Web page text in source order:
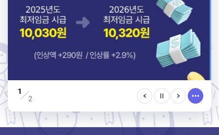
1
2
2026 상반기 안성시 채용박람회 참여기업명단